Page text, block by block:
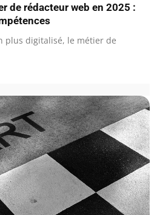
de rédacteur web en 2025 :
plus digitalisé, le métier de